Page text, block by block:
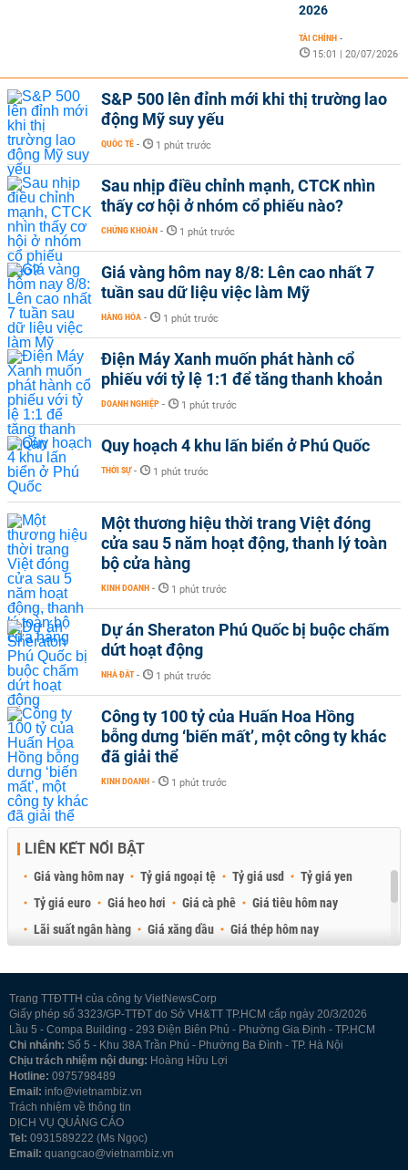
2026
TÀI CHÍNH -
15:01 | 20/07/2026
S&P 500 lên đỉnh mới khi thị trường lao
động Mỹ suy yếu
QUỐC TẾ - 1 phút trước
Sau nhịp điều chỉnh mạnh, CTCK nhìn
thấy cơ hội ở nhóm cổ phiếu nào?
CHỨNG KHOÁN - 1 phút trước
Giá vàng hôm nay 8/8: Lên cao nhất 7
tuần sau dữ liệu việc làm Mỹ
HÀNG HÓA - 1 phút trước
Điện Máy Xanh muốn phát hành cổ
phiếu với tỷ lệ 1:1 để tăng thanh khoản
DOANH NGHIỆP - 1 phút trước
Quy hoạch 4 khu lấn biển ở Phú Quốc
THỜI SỰ - 1 phút trước
Một thương hiệu thời trang Việt đóng
cửa sau 5 năm hoạt động, thanh lý toàn
bộ cửa hàng
KINH DOANH - 1 phút trước
Dự án Sheraton Phú Quốc bị buộc chấm
dứt hoạt động
NHÀ ĐẤT - 1 phút trước
Công ty 100 tỷ của Huấn Hoa Hồng
bỗng dưng ‘biến mất’, một công ty khác
đã giải thể
KINH DOANH - 1 phút trước
LIÊN KẾT NỔI BẬT
Giá vàng hôm nay Tỷ giá ngoại tệ Tỷ giá usd
Tỷ giá yen
Tỷ giá euro
Giá heo hơi Giá cà phê
Giá tiêu hôm nay
Lãi suất ngân hàng
Giá xăng dầu
Giá thép hôm nay
Trang TTĐTTH của công ty VietNewsCorp
Giấy phép số 3323/GP-TTĐT do Sở VH&TT TP.HCM cấp ngày 20/3/2026
Lầu 5 - Compa Building - 293 Điện Biên Phủ - Phường Gia Định - TP.HCM
Chi nhánh: Số 5 - Khu 38A Trần Phú - Phường Ba Đình - TP. Hà Nội
Chịu trách nhiệm nội dung: Hoàng Hữu Lợi
Hotline: 0975798489
Email: info@vietnambiz.vn
Trách nhiệm về thông tin
DỊCH VỤ QUẢNG CÁO
Tel: 0931589222 (Ms Ngọc)
Email: quangcao@vietnambiz.vn